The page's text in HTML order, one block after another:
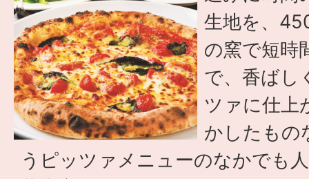
生地を、
の窯で短時
で、香ばし
ツァに仕上
かしたもの
うピッツァメニューのなかでも